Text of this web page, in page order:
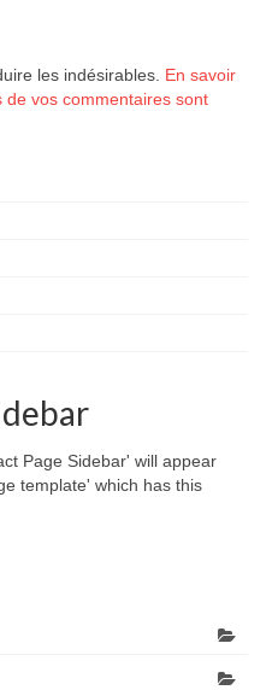
les indésirables. En savoir
de vos commentaires sont
Page Sidebar' will appear
template' which has this